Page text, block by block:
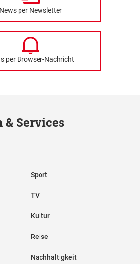
News per Newsletter
per Browser-Nachricht
& Services
Sport
TV
Kultur
Reise
Nachhaltigkeit